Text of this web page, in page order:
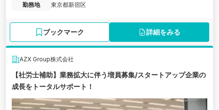
勤務地
東京都新宿区
ブックマーク 詳細をみる
AZX Group株式会社
【社労士補助】業務拡大に伴う増員募集/スタートアップ企業の
成長をトータルサポート！